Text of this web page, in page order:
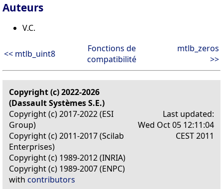
Auteurs
V.C.
<< mtlb_uint8
Fonctions de
compatibilité
mtlb_zeros
>>
Copyright (c) 2022-2026
(Dassault Systèmes S.E.)
Copyright (c) 2017-2022 (ESI
Group)
Copyright (c) 2011-2017 (Scilab
Enterprises)
Copyright (c) 1989-2012 (INRIA)
Copyright (c) 1989-2007 (ENPC)
with contributors
Last updated:
Wed Oct 05 12:11:04
CEST 2011